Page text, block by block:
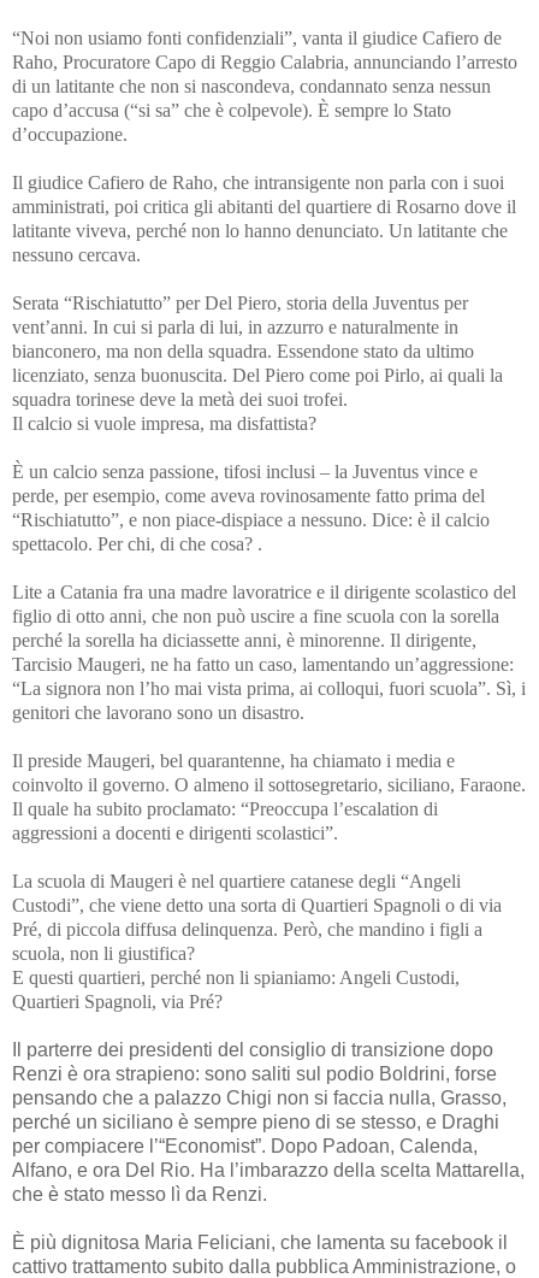
“Noi non usiamo fonti confidenziali”, vanta il giudice Cafiero de
Raho, Procuratore Capo di Reggio Calabria, annunciando l’arresto
di un latitante che non si nascondeva, condannato senza nessun
capo d’accusa (“si sa” che è colpevole). È sempre lo Stato
d’occupazione.
Il giudice Cafiero de Raho, che intransigente non parla con i suoi
amministrati, poi critica gli abitanti del quartiere di Rosarno dove il
latitante viveva, perché non lo hanno denunciato. Un latitante che
nessuno cercava.
Serata “Rischiatutto” per Del Piero, storia della Juventus per
vent’anni. In cui si parla di lui, in azzurro e naturalmente in
bianconero, ma non della squadra. Essendone stato da ultimo
licenziato, senza buonuscita. Del Piero come poi Pirlo, ai quali la
squadra torinese deve la metà dei suoi trofei.
Il calcio si vuole impresa, ma disfattista?
È un calcio senza passione, tifosi inclusi – la Juventus vince e
perde, per esempio, come aveva rovinosamente fatto prima del
“Rischiatutto”, e non piace-dispiace a nessuno. Dice: è il calcio
spettacolo. Per chi, di che cosa? .
Lite a Catania fra una madre lavoratrice e il dirigente scolastico del
figlio di otto anni, che non può uscire a fine scuola con la sorella
perché la sorella ha diciassette anni, è minorenne. Il dirigente,
Tarcisio Maugeri, ne ha fatto un caso, lamentando un’aggressione:
“La signora non l’ho mai vista prima, ai colloqui, fuori scuola”. Sì, i
genitori che lavorano sono un disastro.
Il preside Maugeri, bel quarantenne, ha chiamato i media e
coinvolto il governo. O almeno il sottosegretario, siciliano, Faraone.
Il quale ha subito proclamato: “Preoccupa l’escalation di
aggressioni a docenti e dirigenti scolastici”.
La scuola di Maugeri è nel quartiere catanese degli “Angeli
Custodi”, che viene detto una sorta di Quartieri Spagnoli o di via
Pré, di piccola diffusa delinquenza. Però, che mandino i figli a
scuola, non li giustifica?
E questi quartieri, perché non li spianiamo: Angeli Custodi,
Quartieri Spagnoli, via Pré?
Il parterre dei presidenti del consiglio di transizione dopo
Renzi è ora strapieno: sono saliti sul podio Boldrini, forse
pensando che a palazzo Chigi non si faccia nulla, Grasso,
perché un siciliano è sempre pieno di se stesso, e Draghi
per compiacere l’“Economist”. Dopo Padoan, Calenda,
Alfano, e ora Del Rio. Ha l’imbarazzo della scelta Mattarella,
che è stato messo lì da Renzi.
È più dignitosa Maria Feliciani, che lamenta su facebook il
cattivo trattamento subito dalla pubblica Amministrazione, o